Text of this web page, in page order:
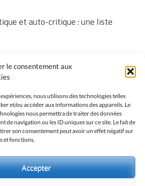
le consentement aux
nous utilisons des technologies telles
et/ou accéder aux informations des appareils. Le
nous permettra de traiter des données
de navigation ou les ID uniques sur ce site. Le fait de
son consentement peut avoir un effet négatif sur
et fonctions.
Accepter
et auto-critique : une liste
Vos questions sur la vaccination des